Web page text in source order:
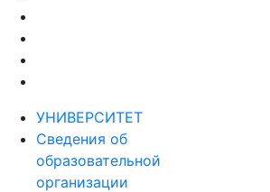
УНИВЕРСИТЕТ
Сведения об
образовательной
организации